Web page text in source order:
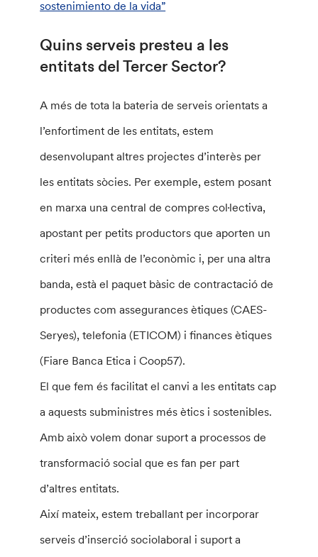
sostenimiento de la vida”
Quins serveis presteu a les
entitats del Tercer Sector?
A més de tota la bateria de serveis orientats a
l’enfortiment de les entitats, estem
desenvolupant altres projectes d’interès per
les entitats sòcies. Per exemple, estem posant
en marxa una central de compres col·lectiva,
apostant per petits productors que aporten un
criteri més enllà de l’econòmic i, per una altra
banda, està el paquet bàsic de contractació de
productes com assegurances ètiques (CAES-
Seryes), telefonia (ETICOM) i finances ètiques
(Fiare Banca Etica i Coop57).
El que fem és facilitat el canvi a les entitats cap
a aquests subministres més ètics i sostenibles.
Amb això volem donar suport a processos de
transformació social que es fan per part
d’altres entitats.
Així mateix, estem treballant per incorporar
serveis d’inserció sociolaboral i suport a